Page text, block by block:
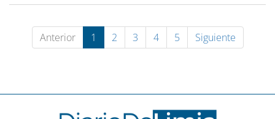
Anterior 1 2 3 4 5 Siguiente